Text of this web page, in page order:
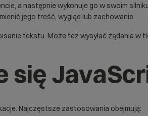
a następnie wykonuje go w swoim
jego treść, wygląd lub zachowanie.
tekstu. Może też wysyłać żądania w
się
Najczęstsze zastosowania obejmują: